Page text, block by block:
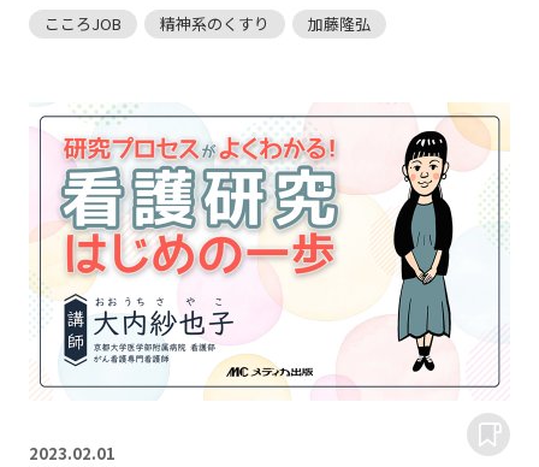
こころJOB 精神系のくすり 加藤隆弘
2023.02.01